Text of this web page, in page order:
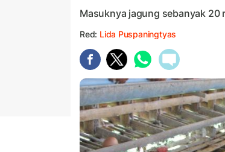
Masuknya jagung sebanyak
Red: Lida Puspaningtyas